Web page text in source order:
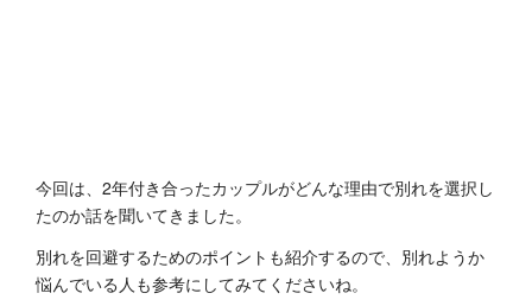
今回は、2年付き合ったカップルがどんな理由で別れを選択し
たのか話を聞いてきました。
別れを回避するためのポイントも紹介するので、別れようか
悩んでいる人も参考にしてみてくださいね。